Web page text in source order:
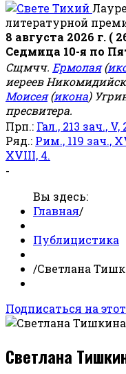
литературной
8 августа 2026 г. (
Седмица 10-я по
Сщмчч. Ермолая(
иереев
Моисея(икона)
пресвитера.
Прп.: Гал., 213 зач., V,
Ряд.: Рим., 119 зач.,
XVIII, 4.
-
Вы здесь:
Главная/
Публицистика
/Светлана
Подписаться на
Светлана